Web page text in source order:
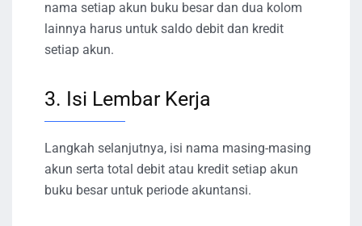
nama setiap akun buku besar dan dua kolom
lainnya harus untuk saldo debit dan kredit
setiap akun.
3. Isi Lembar Kerja
Langkah selanjutnya, isi nama masing-masing
akun serta total debit atau kredit setiap akun
buku besar untuk periode akuntansi.